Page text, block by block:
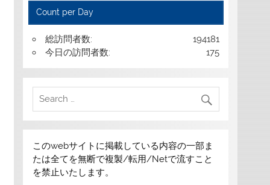
Count per Day
194181
総訪問者数:
175
今日の訪問者数:
このwebサイトに掲載している内容の一部ま
たは全てを無断で複製/転用/Netで流すこと
を禁止いたします。